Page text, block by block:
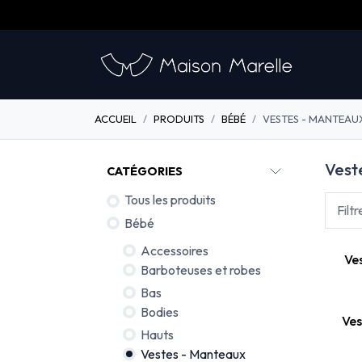
ACCUEIL PRODUITS BÉBÉ VESTES -
CATÉGORIES
Tous les produits
Bébé
Accessoires
Barboteuses et robes
Bas
Bodies
Hauts
Vestes - Manteaux